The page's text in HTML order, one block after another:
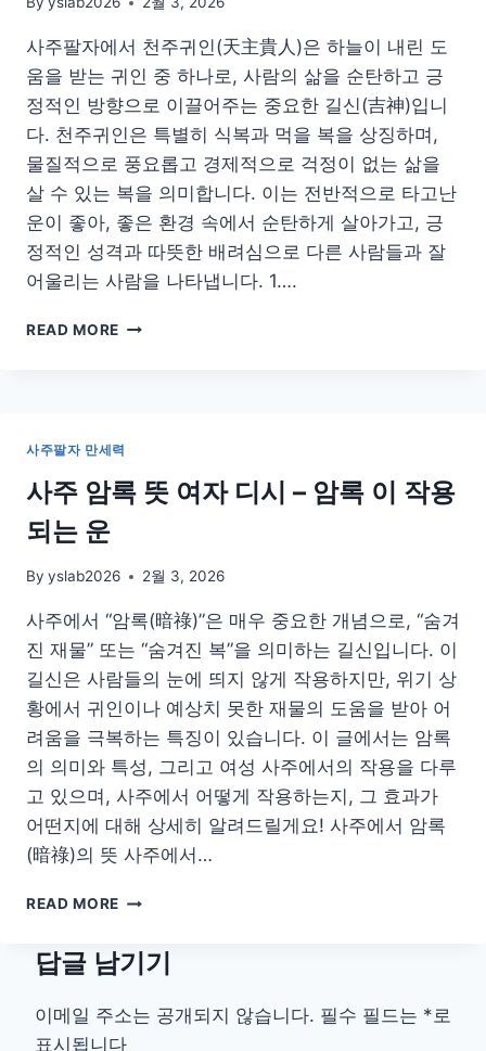
차
이
위
치
외
모
디
시
사주팔자에서 천주귀인(天主貴人)은 하늘이 내린 도
움을 받는 귀인 중 하나로, 사람의 삶을 순탄하고 긍
정적인 방향으로 이끌어주는 중요한 길신(吉神)입니
다. 천주귀인은 특별히 식복과 먹을 복을 상징하며,
물질적으로 풍요롭고 경제적으로 걱정이 없는 삶을
살 수 있는 복을 의미합니다. 이는 전반적으로 타고난
운이 좋아, 좋은 환경 속에서 순탄하게 살아가고, 긍
정적인 성격과 따뜻한 배려심으로 다른 사람들과 잘
어울리는 사람을 나타냅니다. 1….
READ MORE
뜻
여
자
일
월
주
주
년
주
디
시
사주팔자 만세력
사주 암록 뜻 여자 디시 – 암록 이 작용
되는 운
By yslab2026 2월 3, 2026
사주에서 “암록(暗祿)”은 매우 중요한 개념으로, “숨겨
진 재물” 또는 “숨겨진 복”을 의미하는 길신입니다. 이
길신은 사람들의 눈에 띄지 않게 작용하지만, 위기 상
황에서 귀인이나 예상치 못한 재물의 도움을 받아 어
려움을 극복하는 특징이 있습니다. 이 글에서는 암록
의 의미와 특성, 그리고 여성 사주에서의 작용을 다루
고 있으며, 사주에서 어떻게 작용하는지, 그 효과가
어떤지에 대해 상세히 알려드릴게요! 사주에서 암록
(暗祿)의 뜻 사주에서…
READ MORE 사
록
여
자
답글 남기기
이메일 주소는 공개되지 않습니다. 필수 필드는 *로
표시됩니다